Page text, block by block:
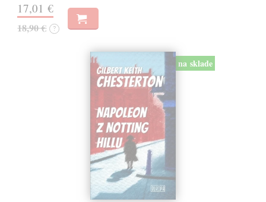
17,01 €
18,90 € ?
na sklade